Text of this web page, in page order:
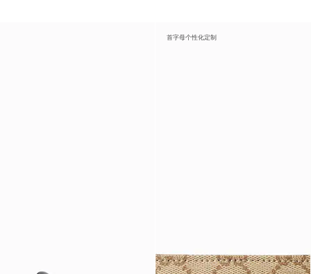
首字母个性化定制